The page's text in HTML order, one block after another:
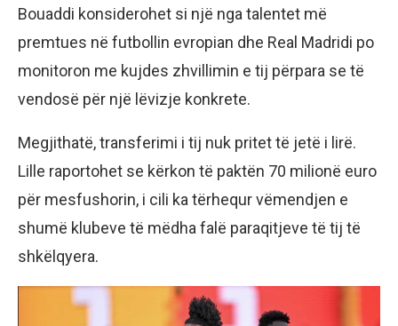
Bouaddi konsiderohet si një nga talentet më
premtues në futbollin evropian dhe Real Madridi po
monitoron me kujdes zhvillimin e tij përpara se të
vendosë për një lëvizje konkrete.
Megjithatë, transferimi i tij nuk pritet të jetë i lirë.
Lille raportohet se kërkon të paktën 70 milionë euro
për mesfushorin, i cili ka tërhequr vëmendjen e
shumë klubeve të mëdha falë paraqitjeve të tij të
shkëlqyera.